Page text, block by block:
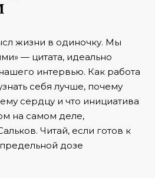
жизни в одиночку. Мы
— цитата, идеально
интервью. Как работа
себя лучше, почему
сердцу и что инициатива
на самом деле,
Читай, если готов к
дозе